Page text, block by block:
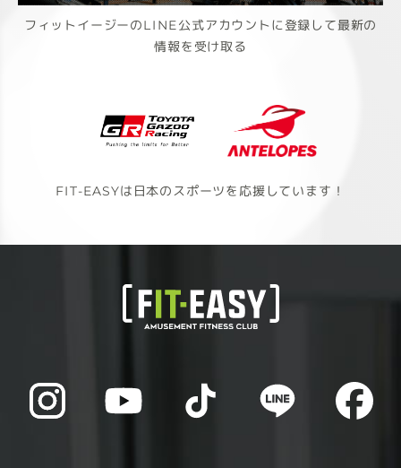
フィットイージーのLINE公式アカウントに登録して最新の
情報を受け取る
FIT-EASYは日本のスポーツを応援しています！